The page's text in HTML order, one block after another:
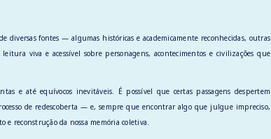
fontes — algumas históricas e academicamente reconhecidas, outras
viva e acessível sobre personagens, acontecimentos e civilizações que
e até equívocos inevitáveis. É possível que certas passagens despertem
de redescoberta — e, sempre que encontrar algo que julgue impreciso,
reconstrução da nossa memória coletiva.